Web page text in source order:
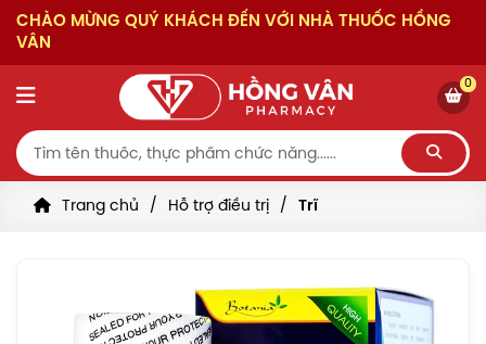
CHÀO MỪNG QUÝ KHÁCH ĐẾN VỚI NHÀ THUỐC HỒNG
VÂN
0
Trang chủ Hỗ trợ điều trị Trĩ